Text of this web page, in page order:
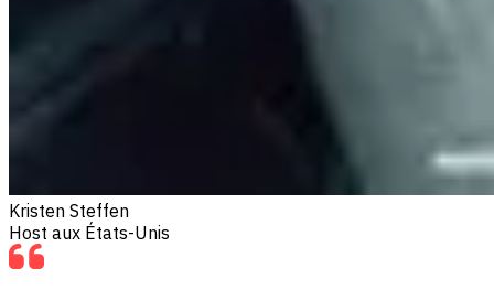
Kristen Steffen
Host aux États-Unis